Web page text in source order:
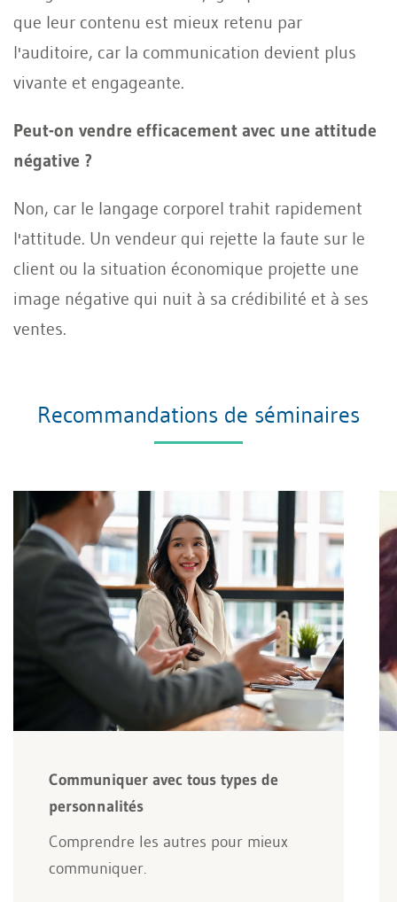
que leur contenu est mieux retenu par
l'auditoire, car la communication devient plus
vivante et engageante.
Peut-on vendre efficacement avec une attitude
négative ?
Non, car le langage corporel trahit rapidement
l'attitude. Un vendeur qui rejette la faute sur le
client ou la situation économique projette une
image négative qui nuit à sa crédibilité et à ses
ventes.
Recommandations de séminaires
Communiquer avec tous types de
personnalités
Comprendre les autres pour mieux
communiquer.